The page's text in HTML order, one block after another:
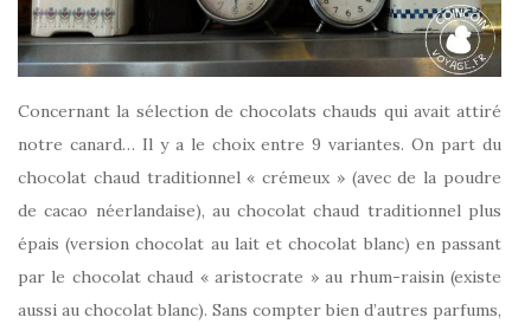
Concernant la sélection de chocolats chauds qui avait attiré
notre canard… Il y a le choix entre 9 variantes. On part du
chocolat chaud traditionnel « crémeux » (avec de la poudre
de cacao néerlandaise), au chocolat chaud traditionnel plus
épais (version chocolat au lait et chocolat blanc) en passant
par le chocolat chaud « aristocrate » au rhum-raisin (existe
aussi au chocolat blanc). Sans compter bien d’autres parfums,